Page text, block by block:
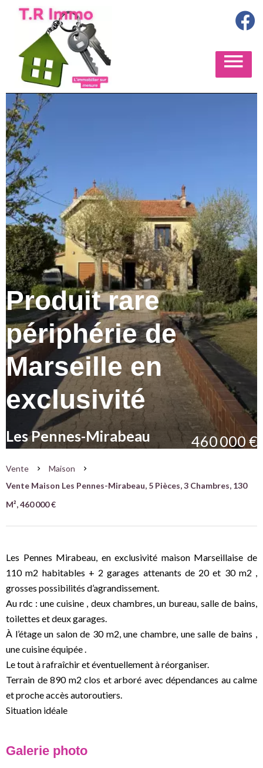
Produit rare
périphérie de
Marseille en
exclusivité
Les Pennes-Mirabeau 460 000 €
Vente
Maison
Vente Maison Les Pennes-Mirabeau, 5 Pièces, 3 Chambres, 130
M², 460 000 €
Les Pennes Mirabeau, en exclusivité maison Marseillaise de
110 m2 habitables + 2 garages attenants de 20 et 30 m2 ,
grosses possibilités d’agrandissement.
Au rdc : une cuisine , deux chambres, un bureau, salle de bains,
toilettes et deux garages.
À l’étage un salon de 30 m2, une chambre, une salle de bains ,
une cuisine équipée .
Le tout à rafraîchir et éventuellement à réorganiser.
Terrain de 890 m2 clos et arboré avec dépendances au calme
et proche accès autoroutiers.
Situation idéale
Galerie photo